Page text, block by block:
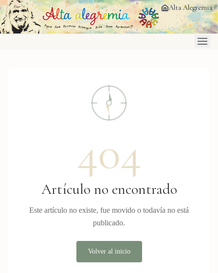
Saltar al contenido principal Alta Alegremia
404
Artículo no encontrado
Este artículo no existe, fue movido o todavía no está
publicado.
Volver al inicio